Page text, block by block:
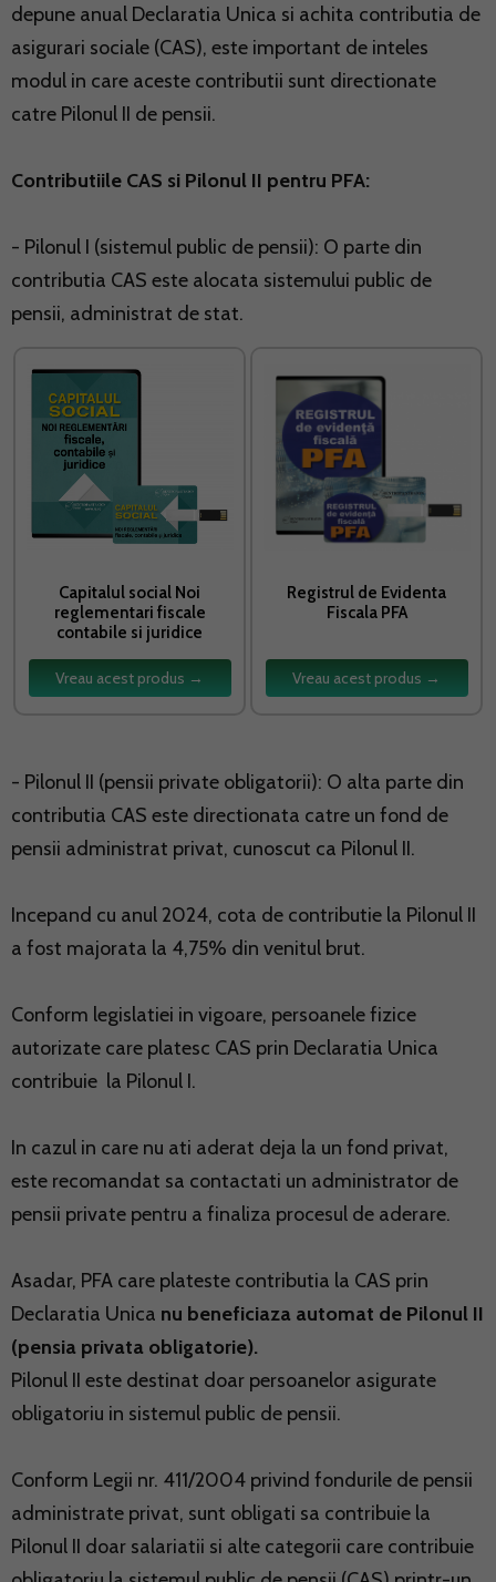
depune anual Declaratia Unica si achita contributia de
asigurari sociale (CAS), este important de inteles
modul in care aceste contributii sunt directionate
catre Pilonul II de pensii.
Contributiile CAS si Pilonul II pentru PFA:
- Pilonul I (sistemul public de pensii): O parte din
contributia CAS este alocata sistemului public de
pensii, administrat de stat.
Capitalul social Noi
reglementari fiscale
contabile si juridice
Vreau acest produs →
Registrul de Evidenta
Fiscala PFA
Vreau acest produs →
- Pilonul II (pensii private obligatorii): O alta parte din
contributia CAS este directionata catre un fond de
pensii administrat privat, cunoscut ca Pilonul II.
Incepand cu anul 2024, cota de contributie la Pilonul II
a fost majorata la 4,75% din venitul brut.
Conform legislatiei in vigoare, persoanele fizice
autorizate care platesc CAS prin Declaratia Unica
contribuie la Pilonul I.
In cazul in care nu ati aderat deja la un fond privat,
este recomandat sa contactati un administrator de
pensii private pentru a finaliza procesul de aderare.
Asadar, PFA care plateste contributia la CAS prin
Declaratia Unica nu beneficiaza automat de Pilonul II
(pensia privata obligatorie).
Pilonul II este destinat doar persoanelor asigurate
obligatoriu in sistemul public de pensii.
Conform Legii nr. 411/2004 privind fondurile de pensii
administrate privat, sunt obligati sa contribuie la
Pilonul II doar salariatii si alte categorii care contribuie